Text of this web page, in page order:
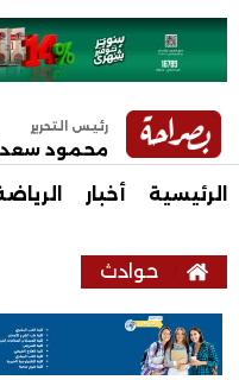
رئيس التحرير
محمود سعد
الرئيسية أخبار
حوادث